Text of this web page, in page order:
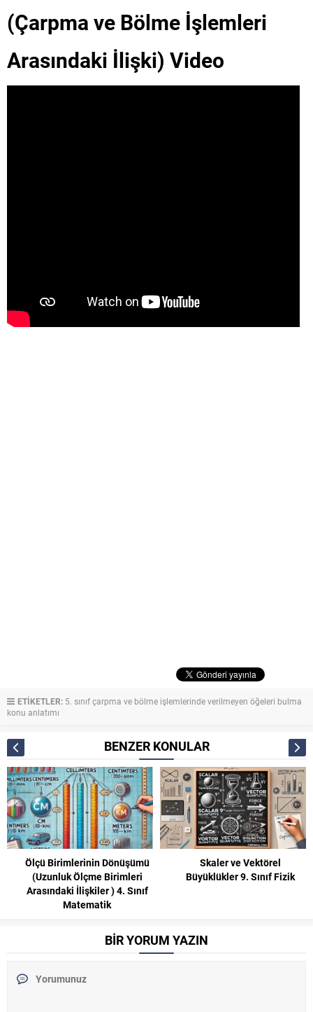
(Çarpma ve Bölme İşlemleri
Arasındaki İlişki) Video
ETİKETLER: 5. sınıf çarpma ve bölme işlemlerinde verilmeyen öğeleri bulma
konu anlatımı
BENZER KONULAR
Ölçü Birimlerinin Dönüşümü
(Uzunluk Ölçme Birimleri
Arasındaki İlişkiler ) 4. Sınıf
Matematik
Skaler ve Vektörel
Büyüklükler 9. Sınıf Fizik
BİR YORUM YAZIN